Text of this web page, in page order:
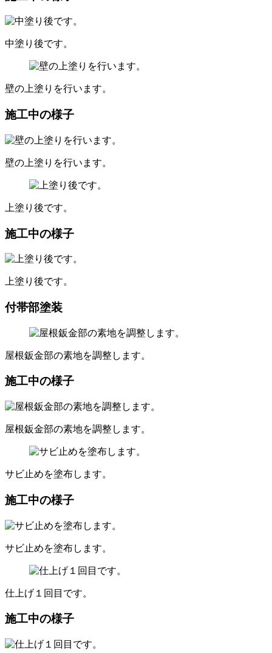
中塗り後です。
壁の上塗りを行います。
施工中の様子
壁の上塗りを行います。
上塗り後です。
施工中の様子
上塗り後です。
付帯部塗装
屋根鈑金部の素地を調整します。
施工中の様子
屋根鈑金部の素地を調整します。
サビ止めを塗布します。
施工中の様子
サビ止めを塗布します。
仕上げ１回目です。
施工中の様子